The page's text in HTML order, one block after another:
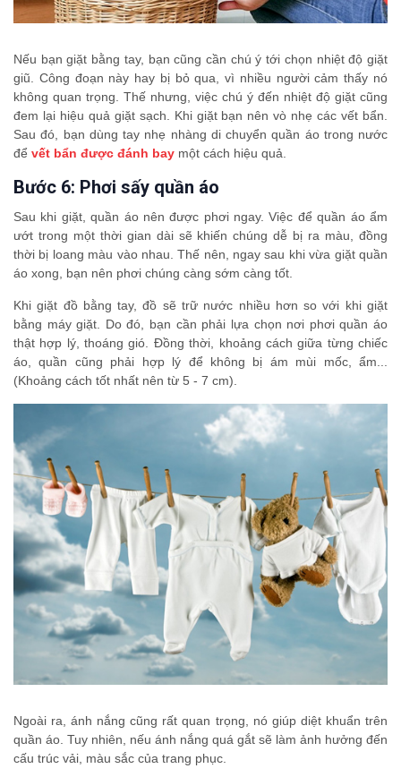
Nếu bạn giặt bằng tay, bạn cũng cần chú ý tới chọn nhiệt độ giặt
giũ. Công đoạn này hay bị bỏ qua, vì nhiều người cảm thấy nó
không quan trọng. Thế nhưng, việc chú ý đến nhiệt độ giặt cũng
đem lại hiệu quả giặt sạch. Khi giặt bạn nên vò nhẹ các vết bẩn.
Sau đó, bạn dùng tay nhẹ nhàng di chuyển quần áo trong nước
để vết bẩn được đánh bay một cách hiệu quả.
Bước 6: Phơi sấy quần áo
Sau khi giặt, quần áo nên được phơi ngay. Việc để quần áo ẩm
ướt trong một thời gian dài sẽ khiến chúng dễ bị ra màu, đồng
thời bị loang màu vào nhau. Thế nên, ngay sau khi vừa giặt quần
áo xong, bạn nên phơi chúng càng sớm càng tốt.
Khi giặt đồ bằng tay, đồ sẽ trữ nước nhiều hơn so với khi giặt
bằng máy giặt. Do đó, bạn cần phải lựa chọn nơi phơi quần áo
thật hợp lý, thoáng gió. Đồng thời, khoảng cách giữa từng chiếc
áo, quần cũng phải hợp lý để không bị ám mùi mốc, ẩm...
(Khoảng cách tốt nhất nên từ 5 - 7 cm).
Ngoài ra, ánh nắng cũng rất quan trọng, nó giúp diệt khuẩn trên
quần áo. Tuy nhiên, nếu ánh nắng quá gắt sẽ làm ảnh hưởng đến
cấu trúc vải, màu sắc của trang phục.